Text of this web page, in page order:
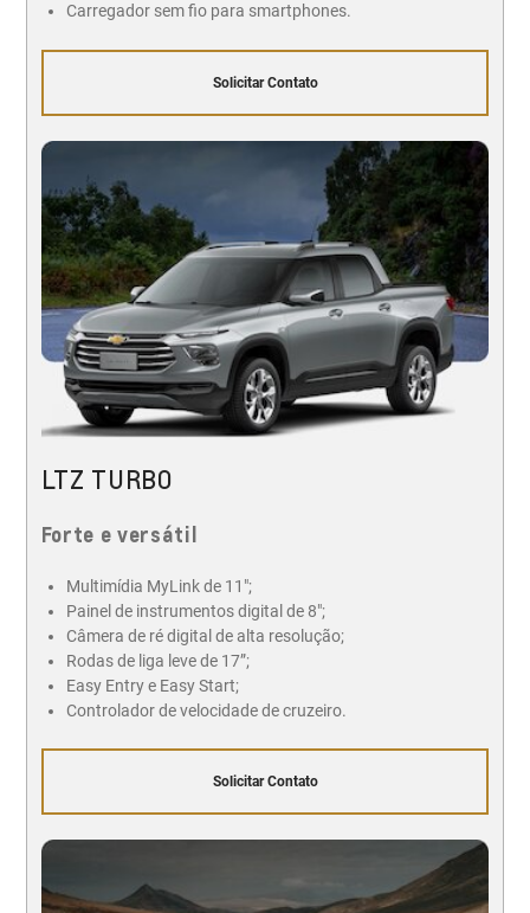
Carregador sem fio para smartphones.
Solicitar Contato
LTZ TURBO
Forte e versátil
Multimídia MyLink de 11";
Painel de instrumentos digital de 8";
Câmera de ré digital de alta resolução;
Rodas de liga leve de 17”;
Easy Entry e Easy Start;
Controlador de velocidade de cruzeiro.
Solicitar Contato